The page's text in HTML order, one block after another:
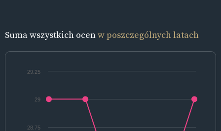
Suma wszystkich ocenw poszczególnych latach
28.75
29
29.25